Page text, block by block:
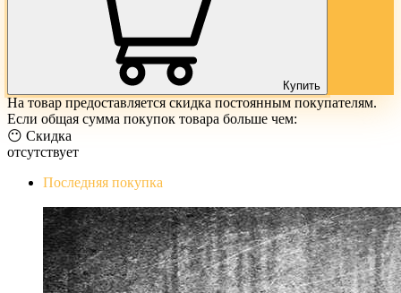
Купить
На товар предоставляется скидка постоянным покупателям.
Если общая сумма покупок товара больше чем:
😶 Скидка
отсутствует
Последняя покупка